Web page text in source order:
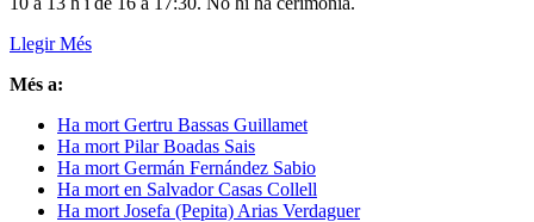
Llegir Més
Més a:
Ha mort Gertru Bassas Guillamet
Ha mort Pilar Boadas Sais
Ha mort Germán Fernández Sabio
Ha mort en Salvador Casas Collell
Ha mort Josefa (Pepita) Arias Verdaguer